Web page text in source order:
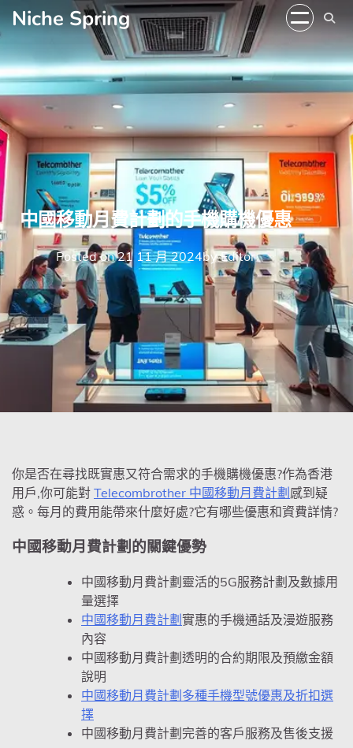
Skip
toNiche Spring
中國移動月費計劃的手機購機優惠
Posted on21 11 月 2024byEditor
你是否在尋找既實惠又符合需求的手機購機優惠?作為香港
用戶,你可能對 Telecombrother 中國移動月費計劃 感到疑
惑。每月的費用能帶來什麼好處?它有哪些優惠和資費詳情?
中國移動月費計劃的關鍵優勢
中國移動月費計劃靈活的5G服務計劃及數據用
量選擇
中國移動月費計劃 實惠的手機通話及漫遊服務
內容
中國移動月費計劃透明的合約期限及預繳金額
說明
中國移動月費計劃多種手機型號優惠及折扣選
擇
中國移動月費計劃完善的客戶服務及售後支援